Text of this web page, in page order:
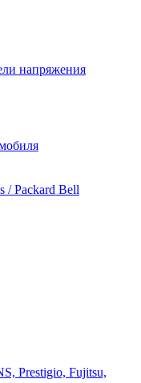
напряжения
/ Packard Bell
Prestigio, Fujitsu,